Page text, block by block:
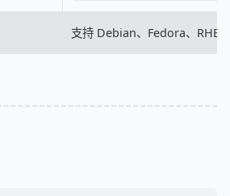
支持 Debian、Fedora、